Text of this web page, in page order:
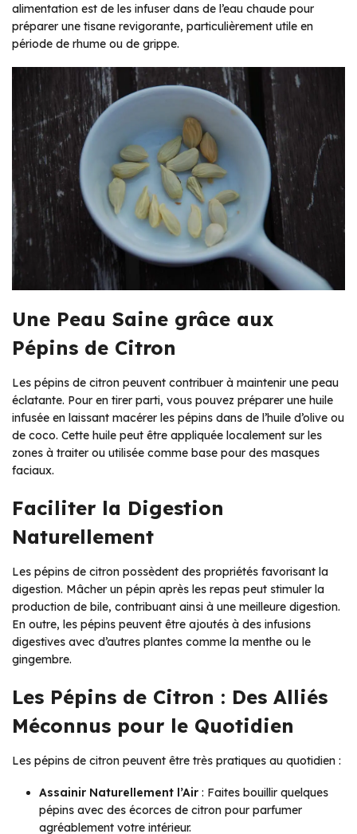
alimentation est de les infuser dans de l’eau chaude pour
préparer une tisane revigorante, particulièrement utile en
période de rhume ou de grippe.
Une Peau Saine grâce aux
Pépins de Citron
Les pépins de citron peuvent contribuer à maintenir une peau
éclatante. Pour en tirer parti, vous pouvez préparer une huile
infusée en laissant macérer les pépins dans de l’huile d’olive ou
de coco. Cette huile peut être appliquée localement sur les
zones à traiter ou utilisée comme base pour des masques
faciaux.
Faciliter la Digestion
Naturellement
Les pépins de citron possèdent des propriétés favorisant la
digestion. Mâcher un pépin après les repas peut stimuler la
production de bile, contribuant ainsi à une meilleure digestion.
En outre, les pépins peuvent être ajoutés à des infusions
digestives avec d’autres plantes comme la menthe ou le
gingembre.
Les Pépins de Citron : Des Alliés
Méconnus pour le Quotidien
Les pépins de citron peuvent être très pratiques au quotidien :
Assainir Naturellement l’Air : Faites bouillir quelques
pépins avec des écorces de citron pour parfumer
agréablement votre intérieur.